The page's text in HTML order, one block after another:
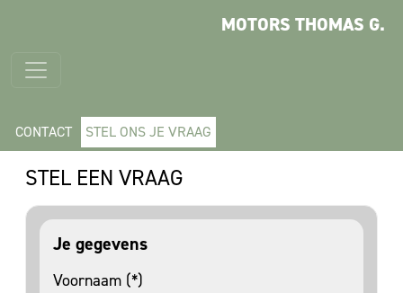
MOTORS THOMAS G.
CONTACT STEL ONS JE VRAAG
STEL EEN VRAAG
Je gegevens
Voornaam (*)